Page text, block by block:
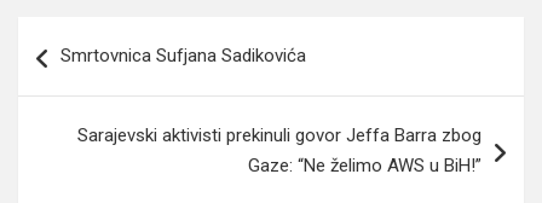
članaka
Smrtovnica Sufjana Sadikovića
Sarajevski aktivisti prekinuli govor Jeffa Barra zbog
Gaze: “Ne želimo AWS u BiH!”